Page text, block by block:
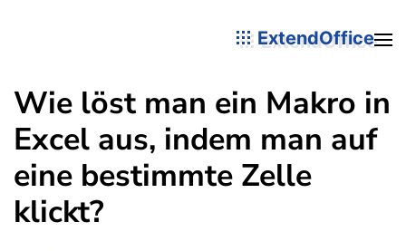
ExtendOffice
Wie löst man ein Makro in
Excel aus, indem man auf
eine bestimmte Zelle
klickt?